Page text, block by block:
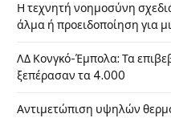
Η τεχνητή νοημοσύνη
άλμα ή προειδοποίηση για
ΛΔ Κονγκό-Έμπολα: Τα
ξεπέρασαν τα 4.000
Αντιμετώπιση υψηλών